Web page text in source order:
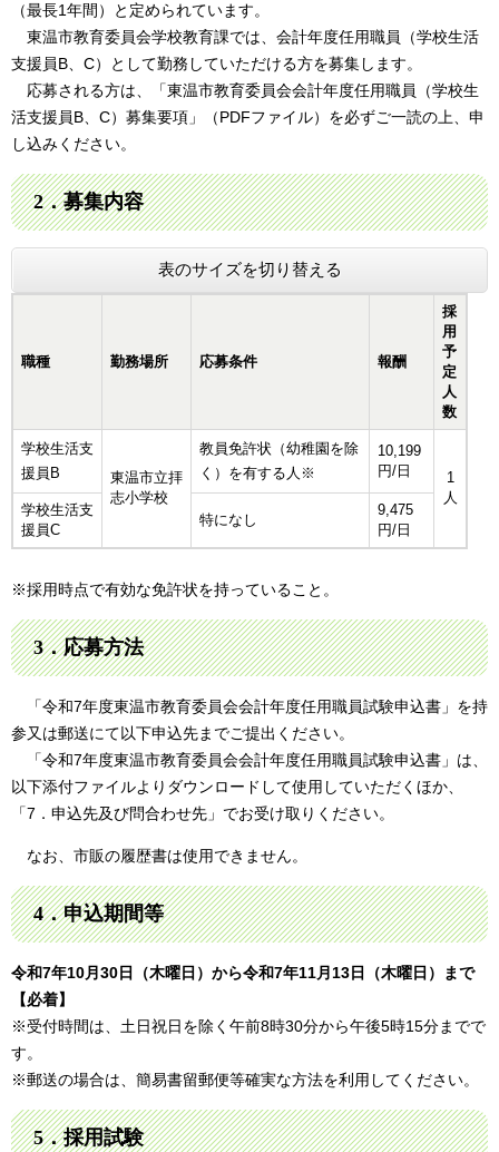
（最長1年間）と定められています。
東温市教育委員会学校教育課では、会計年度任用職員（学校生活
支援員B、C）として勤務していただける方を募集します。
応募される方は、「東温市教育委員会会計年度任用職員（学校生
活支援員B、C）募集要項」（PDFファイル）を必ずご一読の上、申
し込みください。
2．募集内容
表のサイズを切り替える
職種 勤務場所 応募条件 報酬
採
用
予
定
人
数
学校生活支
援員B
東温市立拝
志小学校
教員免許状（幼稚園を除
く）を有する人※
10,199
円/日
1
人
学校生活支
援員C
特になし
9,475
円/日
※採用時点で有効な免許状を持っていること。
3．応募方法
「令和7年度東温市教育委員会会計年度任用職員試験申込書」を持
参又は郵送にて以下申込先までご提出ください。
「令和7年度東温市教育委員会会計年度任用職員試験申込書」は、
以下添付ファイルよりダウンロードして使用していただくほか、
「7．申込先及び問合わせ先」でお受け取りください。
なお、市販の履歴書は使用できません。
4．申込期間等
令和7年10月30日（木曜日）から令和7年11月13日（木曜日）まで
【必着】
※受付時間は、土日祝日を除く午前8時30分から午後5時15分までで
す。
※郵送の場合は、簡易書留郵便等確実な方法を利用してください。
5．採用試験